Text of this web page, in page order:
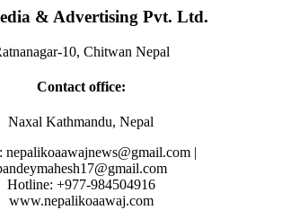
& Advertising Pvt. Ltd.
10, Chitwan Nepal
Contact office:
Naxal Kathmandu, Nepal
nepalikoaawajnews@gmail.com|
Hotline: +977-984504916
www.nepalikoaawaj.com